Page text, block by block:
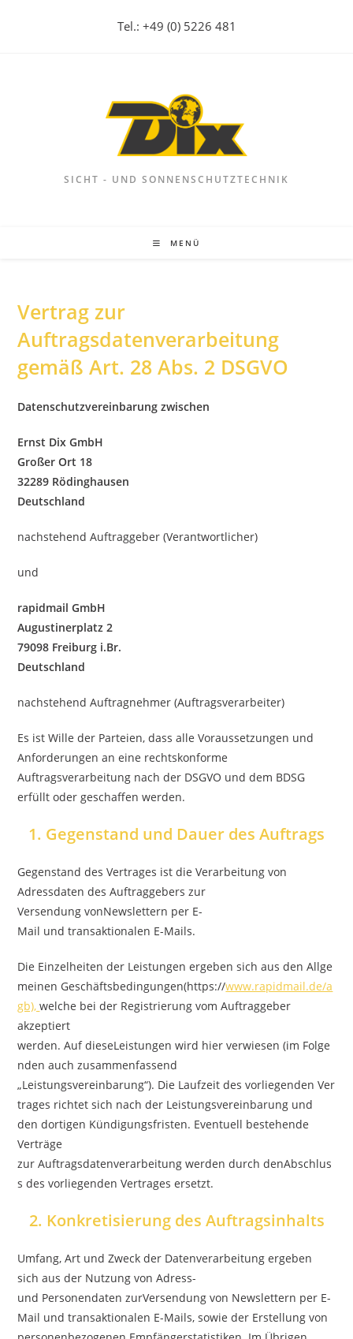
Tel.: +49 (0) 5226 481
SICHT - UND SONNENSCHUTZTECHNIK
MENÜ
Vertrag zur
Auftragsdatenverarbeitung
gemäß Art. 28 Abs. 2 DSGVO
Datenschutzvereinbarung zwischen
Ernst Dix GmbH
Großer Ort 18
32289 Rödinghausen
Deutschland
nachstehend Auftraggeber (Verantwortlicher)
und
rapidmail GmbH
Augustinerplatz 2
79098 Freiburg i.Br.
Deutschland
nachstehend Auftragnehmer (Auftragsverarbeiter)
Es ist Wille der Parteien, dass alle Voraussetzungen und
Anforderungen an eine rechtskonforme
Auftragsverarbeitung nach der DSGVO und dem BDSG
erfüllt oder geschaffen werden.
1. Gegenstand und Dauer des Auftrags
Gegenstand des Vertrages ist die Verarbeitung von
Adressdaten des Auftraggebers zur
Versendung vonNewslettern per E-
Mail und transaktionalen E-Mails.
Die Einzelheiten der Leistungen ergeben sich aus den Allge
meinen Geschäftsbedingungen(https://www.rapidmail.de/a
gb),welche bei der Registrierung vom Auftraggeber
akzeptiert
werden. Auf dieseLeistungen wird hier verwiesen (im Folge
nden auch zusammenfassend
„Leistungsvereinbarung“). Die Laufzeit des vorliegenden Ver
trages richtet sich nach der Leistungsvereinbarung und
den dortigen Kündigungsfristen. Eventuell bestehende
Verträge
zur Auftragsdatenverarbeitung werden durch denAbschlus
s des vorliegenden Vertrages ersetzt.
2. Konkretisierung des Auftragsinhalts
Umfang, Art und Zweck der Datenverarbeitung ergeben
sich aus der Nutzung von Adress-
und Personendaten zurVersendung von Newslettern per E-
Mail und transaktionalen E-Mails, sowie der Erstellung von